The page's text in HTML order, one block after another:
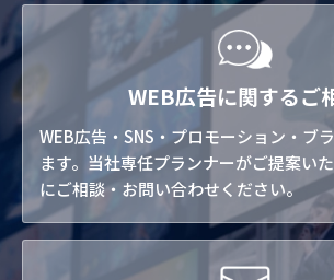
WEB広告に関するご
WEB広告・SNS・プロモーション・ブ
ます。当社専任プランナーがご提案い
にご相談・お問い合わせください。